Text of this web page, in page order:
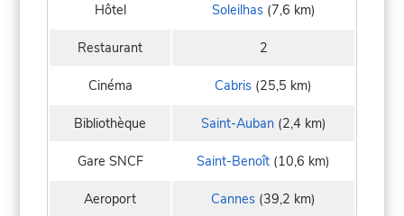
Hôtel Soleilhas(7,6 km)
Restaurant 2
Cinéma Cabris (25,5 km)
Bibliothèque Saint-Auban(2,4 km)
Gare SNCF Saint-Benoît (10,6 km)
Aeroport Cannes (39,2 km)